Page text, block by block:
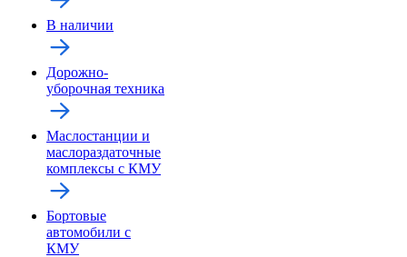
В наличии
Дорожно-
уборочная техника
Маслостанции и
маслораздаточные
комплексы с КМУ
Бортовые
автомобили с
КМУ